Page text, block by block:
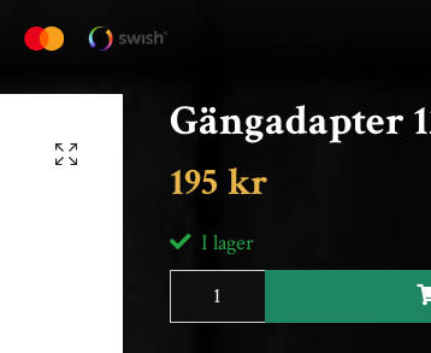
Gängadapter
195 kr
I lager